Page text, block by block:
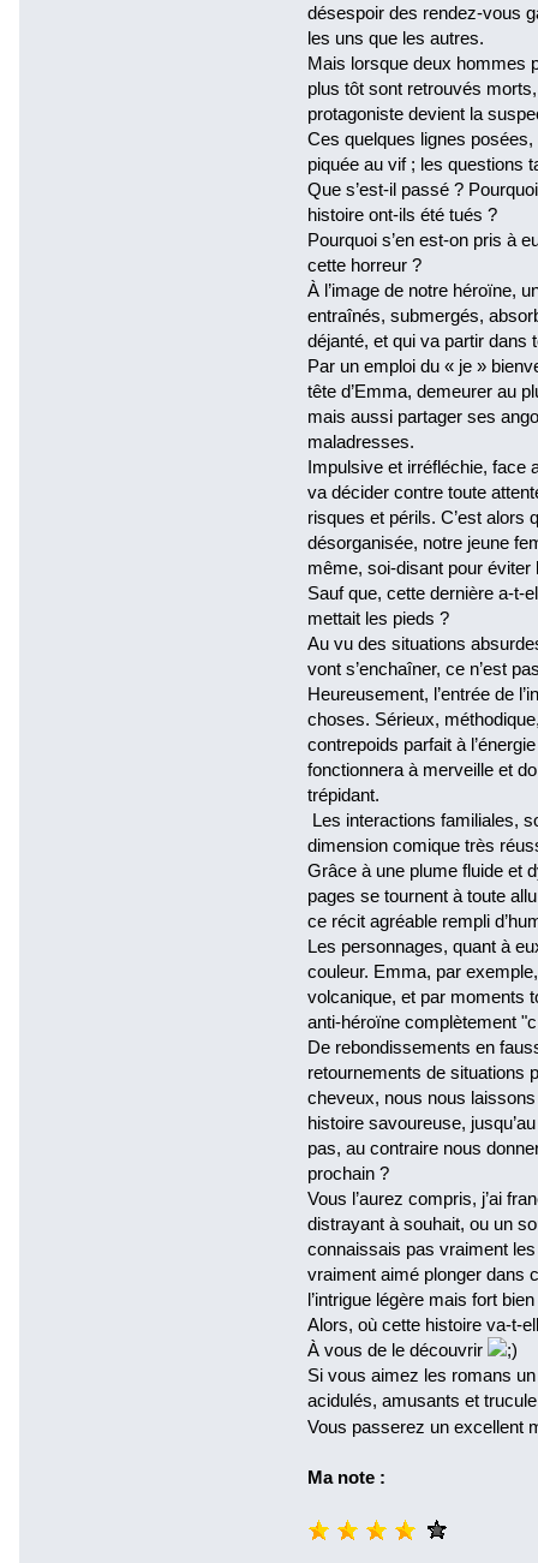
désespoir des rendez-vous
les uns que les autres.
Mais lorsque deux hommes
plus tôt sont retrouvés
protagoniste devient la
Ces quelques lignes
piquée au vif ; les questions
Que s’est-il passé ?
histoire ont-ils été tués ?
Pourquoi s’en est-on pris à
cette horreur ?
À l’image de notre héroïne,
entraînés, submergés,
déjanté, et qui va partir dans
Par un emploi du « je »
tête d’Emma, demeurer au
mais aussi partager ses
maladresses.
Impulsive et irréfléchie, face
va décider contre toute
risques et périls. C’est alors
désorganisée, notre jeune
même, soi-disant pour
Sauf que, cette dernière a-t-
mettait les pieds ?
Au vu des situations
vont s’enchaîner, ce n’est
Heureusement, l’entrée de
choses. Sérieux,
contrepoids parfait à
fonctionnera à merveille et
trépidant.
Les interactions familiales,
dimension comique très
Grâce à une plume fluide et
pages se tournent à toute
ce récit agréable rempli
Les personnages, quant à
couleur. Emma, par
volcanique, et par moments
anti-héroïne complètement
De rebondissements en
retournements de situations
cheveux, nous nous
histoire savoureuse,
pas, au contraire nous
prochain ?
Vous l’aurez compris, j’ai
distrayant à souhait, ou un
connaissais pas vraiment
vraiment aimé plonger dans
l’intrigue légère mais fort
Alors, où cette histoire va-t-
À vous de le découvrir
Si vous aimez les romans
acidulés, amusants et
Vous passerez un excellent
Ma note :